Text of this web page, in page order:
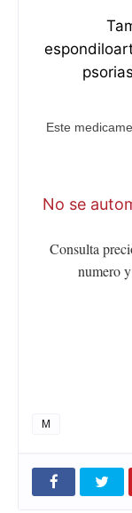
Este
No se
Consulta
numero
M